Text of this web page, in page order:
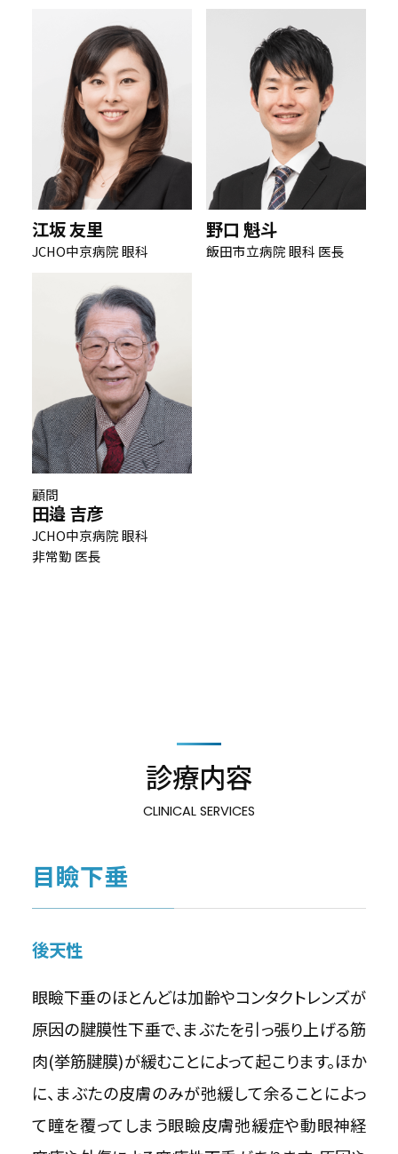
江坂 友里
JCHO中京病院 眼科
野口 魁斗
飯田市立病院 眼科 医長
顧問
田邉 吉彦
JCHO中京病院 眼科
非常勤 医長
診療内容
CLINICAL SERVICES
目瞼下垂
後天性
眼瞼下垂のほとんどは加齢やコンタクトレンズが
原因の腱膜性下垂で、まぶたを引っ張り上げる筋
肉(挙筋腱膜)が緩むことによって起こります。ほか
に、まぶたの皮膚のみが弛緩して余ることによっ
て瞳を覆ってしまう眼瞼皮膚弛緩症や動眼神経